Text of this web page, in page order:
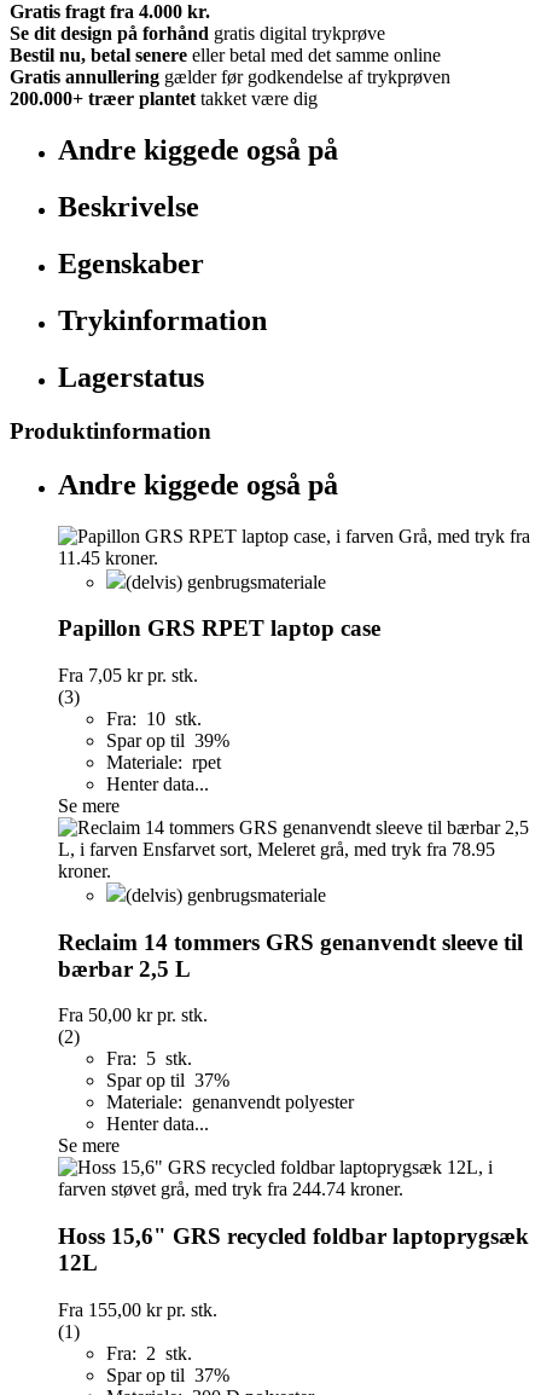
Gratis fragt fra 4.000 kr.
Se dit design på forhånd gratis digital trykprøve
Bestil nu, betal senere eller betal med det samme online
Gratis annullering gælder før godkendelse af trykprøven
200.000+ træer plantet takket være dig
Andre kiggede også på
Beskrivelse
Egenskaber
Trykinformation
Lagerstatus
Produktinformation
Andre kiggede også på
(delvis) genbrugsmateriale
Papillon GRS RPET laptop case
Fra 7,05 krpr. stk.
(3)
Fra: 10 stk.
Spar op til 39%
Materiale: rpet
Henter data...
Se mere
(delvis) genbrugsmateriale
Reclaim 14 tommers GRS genanvendt sleeve til
bærbar 2,5 L
Fra 50,00 krpr. stk.
(2)
Fra: 5 stk.
Spar op til 37%
Materiale: genanvendt polyester
Henter data...
Se mere
Hoss 15,6" GRS recycled foldbar laptoprygsæk
12L
Fra 155,00 krpr. stk.
(1)
Fra: 2 stk.
Spar op til 37%